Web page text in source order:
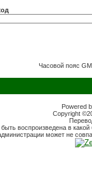
Часовой пояс
Powered
Copyright
воспроизведена в
может не